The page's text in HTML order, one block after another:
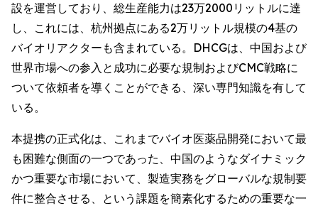
設を運営しており、総生産能力は23万2000リットルに達
し、これには、杭州拠点にある2万リットル規模の4基の
バイオリアクターも含まれている。DHCGは、中国および
世界市場への参入と成功に必要な規制およびCMC戦略に
ついて依頼者を導くことができる、深い専門知識を有して
いる。
本提携の正式化は、これまでバイオ医薬品開発において最
も困難な側面の一つであった、中国のようなダイナミック
かつ重要な市場において、製造実務をグローバルな規制要
件に整合させる、という課題を簡素化するための重要な一